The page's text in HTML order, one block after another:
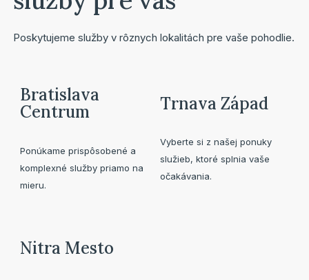
Poskytujeme služby v rôznych lokalitách pre vaše pohodlie.
Bratislava
Centrum
Ponúkame prispôsobené a
komplexné služby priamo na
mieru.
Trnava Západ
Vyberte si z našej ponuky
služieb, ktoré splnia vaše
očakávania.
Nitra Mesto